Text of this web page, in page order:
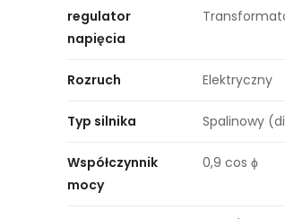
regulator
napięcia
Rozruch Elektryczny
Typ silnika Spalinowy
Współczynnik
mocy
0,9 cos ϕ